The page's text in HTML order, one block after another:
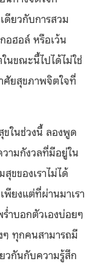
ดียวกับการสวม
อฮอล์ หรือเว้น
นขณะนี้ไปได้ไม่ใช่
ศัยสุขภาพจิตใจที่
ขในช่วงนี้ ลองพูด
ามกังวลที่มีอยู่ใน
ขของเราไม่ได้
พียงแต่ที่ผ่านมาเรา
ำบอกตัวเองบ่อยๆ
ๆ ทุกคนสามารถมี
วกันกับความรู้สึก